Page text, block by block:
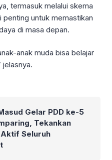
termasuk melalui skema
penting untuk memastikan
di masa depan.
anak muda bisa belajar
jelasnya.
Gelar PDD ke-5
Tekankan
Seluruh